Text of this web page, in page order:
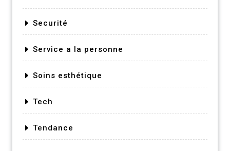
Securité
Service a la personne
Soins esthétique
Tech
Tendance